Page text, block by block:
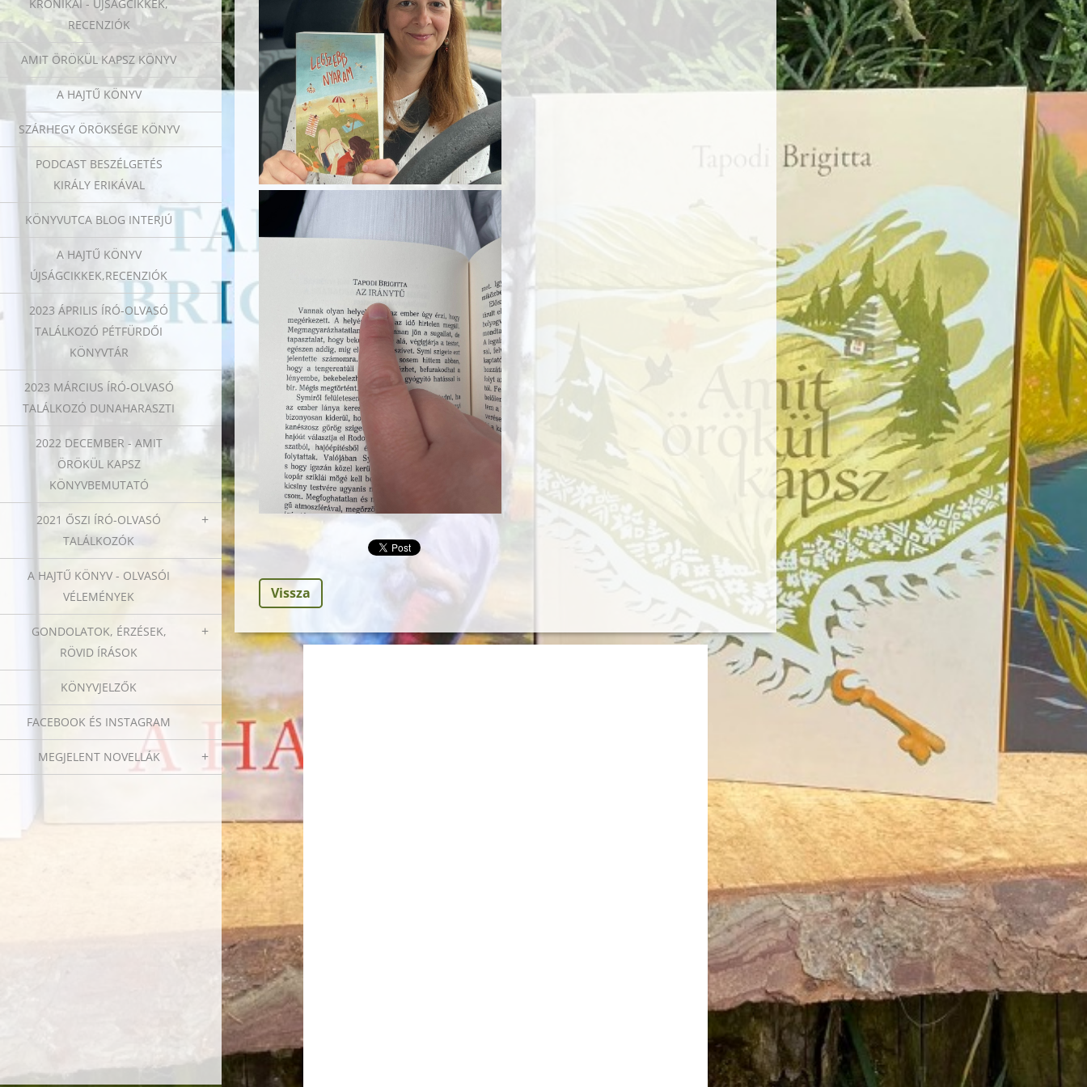
KRÓNIKÁI - ÚJSÁGCIKKEK,
RECENZIÓK
AMIT ÖRÖKÜL KAPSZ KÖNYV
A HAJTŰ KÖNYV
SZÁRHEGY ÖRÖKSÉGE KÖNYV
PODCAST BESZÉLGETÉS
KIRÁLY ERIKÁVAL
KÖNYVUTCA BLOG INTERJÚ
A HAJTŰ KÖNYV
ÚJSÁGCIKKEK,RECENZIÓK
2023 ÁPRILIS ÍRÓ-OLVASÓ
TALÁLKOZÓ PÉTFÜRDŐI
KÖNYVTÁR
2023 MÁRCIUS ÍRÓ-OLVASÓ
TALÁLKOZÓ DUNAHARASZTI
2022 DECEMBER - AMIT
ÖRÖKÜL KAPSZ
KÖNYVBEMUTATÓ
2021 ŐSZI ÍRÓ-OLVASÓ
TALÁLKOZÓK
A HAJTŰ KÖNYV - OLVASÓI
VÉLEMÉNYEK
GONDOLATOK, ÉRZÉSEK,
RÖVID ÍRÁSOK
KÖNYVJELZŐK
FACEBOOK ÉS INSTAGRAM
MEGJELENT NOVELLÁK
Vissza